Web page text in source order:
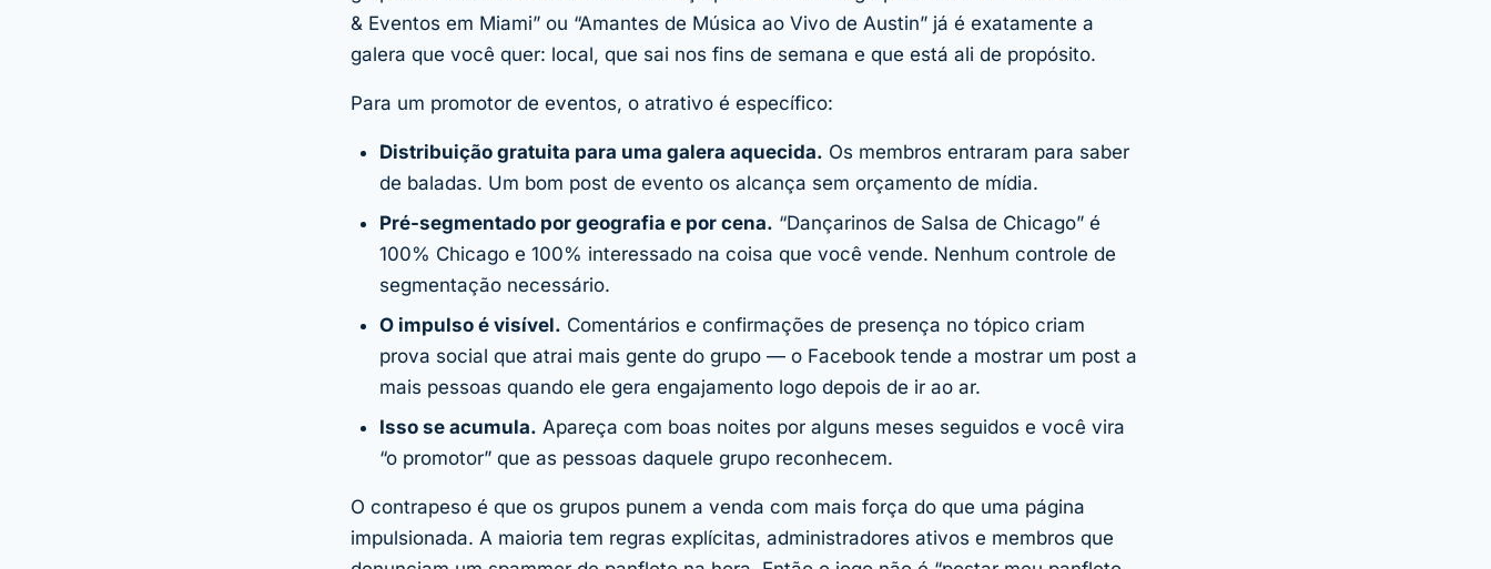
& Eventos em Miami” ou “Amantes de Música ao Vivo de Austin” já é exatamente a
galera que você quer: local, que sai nos fins de semana e que está ali de propósito.
Para um promotor de eventos, o atrativo é específico:
Distribuição gratuita para uma galera aquecida. Os membros entraram para saber
de baladas. Um bom post de evento os alcança sem orçamento de mídia.
Pré-segmentado por geografia e por cena. “Dançarinos de Salsa de Chicago” é
100% Chicago e 100% interessado na coisa que você vende. Nenhum controle de
segmentação necessário.
O impulso é visível. Comentários e confirmações de presença no tópico criam
prova social que atrai mais gente do grupo — o Facebook tende a mostrar um post a
mais pessoas quando ele gera engajamento logo depois de ir ao ar.
Isso se acumula. Apareça com boas noites por alguns meses seguidos e você vira
“o promotor” que as pessoas daquele grupo reconhecem.
O contrapeso é que os grupos punem a venda com mais força do que uma página
impulsionada. A maioria tem regras explícitas, administradores ativos e membros que